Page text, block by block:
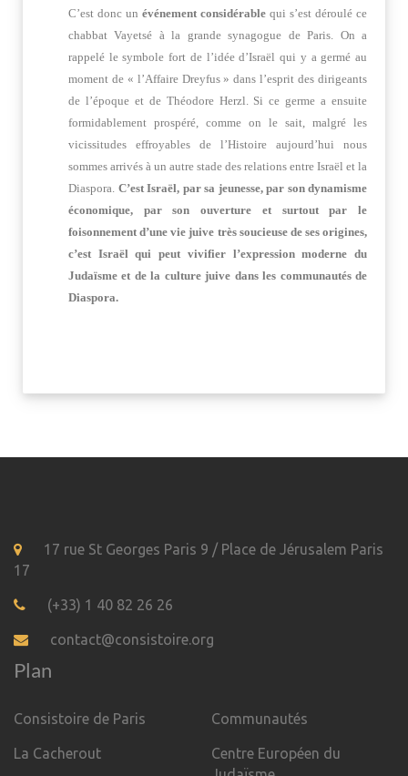
C’est donc un événement considérable qui s’est déroulé ce
chabbat Vayetsé à la grande synagogue de Paris. On a
rappelé le symbole fort de l’idée d’Israël qui y a germé au
moment de « l’Affaire Dreyfus » dans l’esprit des dirigeants
de l’époque et de Théodore Herzl. Si ce germe a ensuite
formidablement prospéré, comme on le sait, malgré les
vicissitudes effroyables de l’Histoire aujourd’hui nous
sommes arrivés à un autre stade des relations entre Israël et la
Diaspora. C’est Israël, par sa jeunesse, par son dynamisme
économique, par son ouverture et surtout par le
foisonnement d’une vie juive très soucieuse de ses origines,
c’est Israël qui peut vivifier l’expression moderne du
Judaïsme et de la culture juive dans les communautés de
Diaspora.
17 rue St Georges Paris 9 / Place de Jérusalem Paris
17
(+33) 1 40 82 26 26
contact@consistoire.org
Plan
Consistoire de Paris
La Cacherout
Communautés
Centre Européen du